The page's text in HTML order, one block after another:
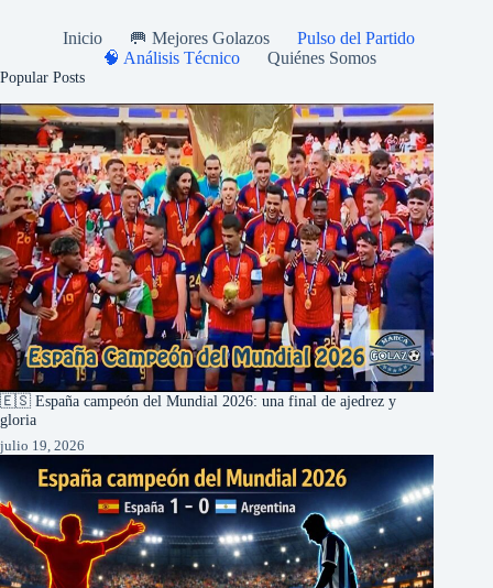
Inicio 🥅 Mejores Golazos
Pulso del Partido
🧠 Análisis Técnico
Quiénes Somos
Popular Posts
🇪🇸 España campeón del Mundial 2026: una final de ajedrez y
gloria
julio 19, 2026